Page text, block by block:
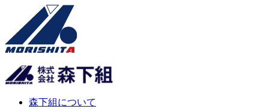
森下組について